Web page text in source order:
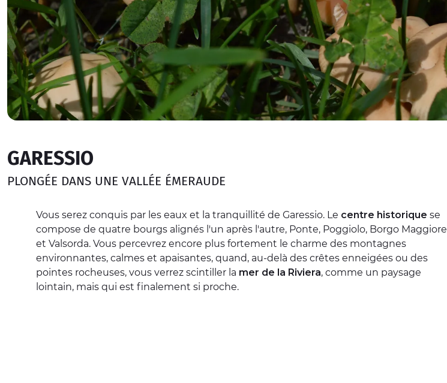
GARESSIO
PLONGÉE DANS UNE VALLÉE ÉMERAUDE
Vous serez conquis par les eaux et la tranquillité de Garessio. Le centre historique se
compose de quatre bourgs alignés l'un après l'autre, Ponte, Poggiolo, Borgo Maggiore
et Valsorda. Vous percevrez encore plus fortement le charme des montagnes
environnantes, calmes et apaisantes, quand, au-delà des crêtes enneigées ou des
pointes rocheuses, vous verrez scintiller la mer de la Riviera, comme un paysage
lointain, mais qui est finalement si proche.